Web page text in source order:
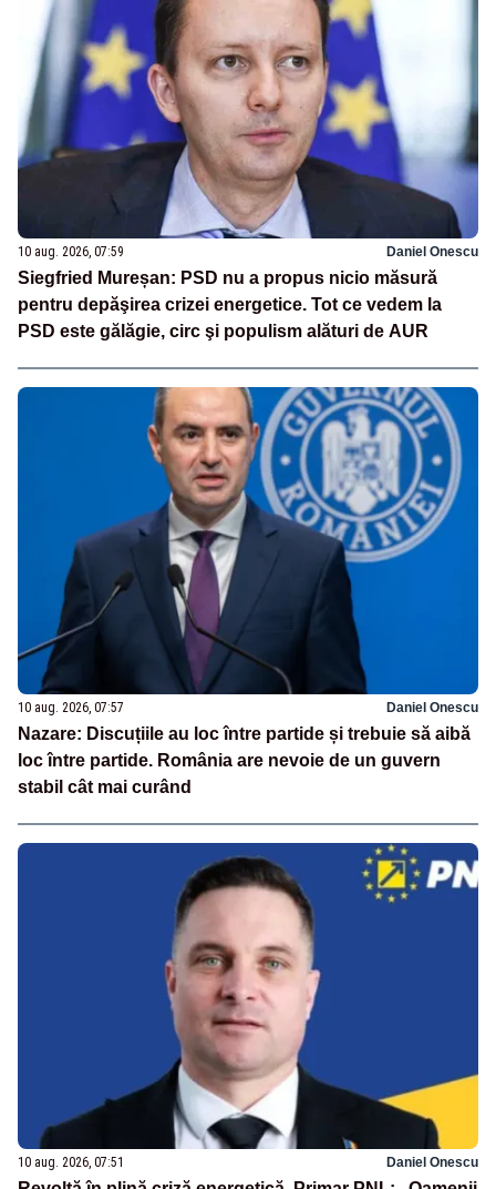
10 aug. 2026, 07:59 Daniel Onescu
Siegfried Mureșan: PSD nu a propus nicio măsură
pentru depăşirea crizei energetice. Tot ce vedem la
PSD este gălăgie, circ şi populism alături de AUR
10 aug. 2026, 07:57 Daniel Onescu
Nazare: Discuțiile au loc între partide și trebuie să aibă
loc între partide. România are nevoie de un guvern
stabil cât mai curând
10 aug. 2026, 07:51 Daniel Onescu